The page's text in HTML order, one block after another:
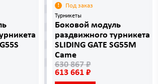
Под заказ
Турникеты
Боковой модуль
раздвижного турникета
SLIDING GATE SG55M
Came
630 867 ₽
613 661 ₽